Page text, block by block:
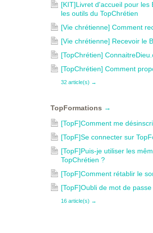
[KIT]Livret d'accueil pour les
les outils du TopChrétien
[Vie chrétienne] Comment
[Vie chrétienne] Recevoir le
[TopChrétien]
[TopChrétien] Comment
32 article(s) →
TopFormations →
[TopF]Comment me
[TopF]Se connecter sur
[TopF]Puis-je utiliser les
TopChrétien ?
[TopF]Comment rétablir le
[TopF]Oubli de mot de passe
16 article(s) →